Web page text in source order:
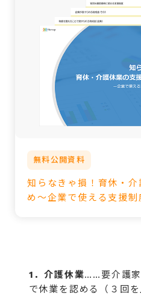
無料公開資料
知らなきゃ損！育休・
め～企業で使える支援制
1．介護休業……要介護家
で休業を認める（３回